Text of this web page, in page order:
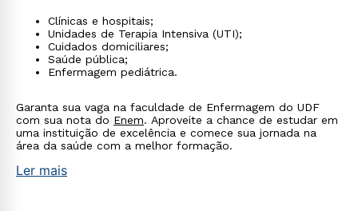
Clínicas e hospitais;
Unidades de Terapia Intensiva (UTI);
Cuidados domiciliares;
Saúde pública;
Enfermagem pediátrica.
Garanta sua vaga na faculdade de Enfermagem do UDF
com sua nota do Enem. Aproveite a chance de estudar em
uma instituição de excelência e comece sua jornada na
área da saúde com a melhor formação.
Ler mais